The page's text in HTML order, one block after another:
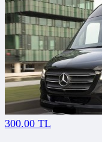
300.00 TL